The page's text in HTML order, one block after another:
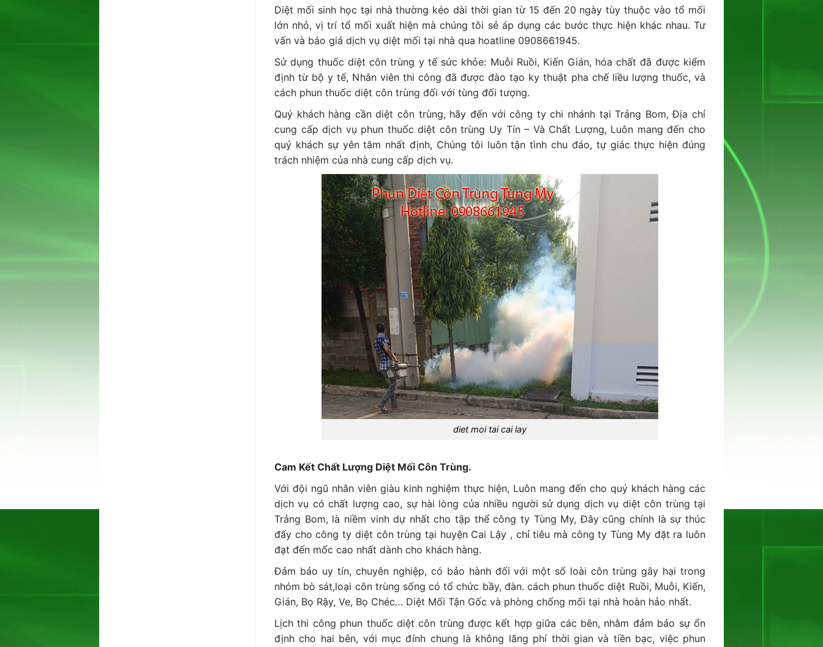
Diệt mối sinh học tại nhà thường kéo dài thời gian từ 15 đến 20 ngày tùy thuộc vào tổ mối
lớn nhỏ, vị trí tổ mối xuất hiện mà chúng tôi sẻ áp dụng các bước thực hiện khác nhau. Tư
vấn và báo giá dịch vụ diệt mối tại nhà qua hoatline 0908661945.
Sử dụng thuốc diệt côn trùng y tế sức khỏe: Muỗi Ruồi, Kiến Gián, hóa chất đã được kiểm
định từ bộ y tế, Nhân viên thi công đã được đào tạo ky thuật pha chế liều lượng thuốc, và
cách phun thuốc diệt côn trùng đối với tùng đối tượng.
Quý khách hàng cần diệt côn trùng, hãy đến với công ty chi nhánh tại Trảng Bom, Địa chỉ
cung cấp dịch vụ phun thuốc diệt côn trùng Uy Tín – Và Chất Lượng, Luôn mang đến cho
quý khách sự yên tâm nhất định, Chúng tôi luôn tận tình chu đáo, tự giác thực hiện đúng
trách nhiệm của nhà cung cấp dịch vụ.
diet moi tai cai lay
Cam Kết Chất Lượng Diệt Mối Côn Trùng.
Với đội ngũ nhân viên giàu kinh nghiệm thực hiện, Luôn mang đến cho quý khách hàng các
dịch vụ có chất lượng cao, sự hài lòng của nhiều người sử dụng dịch vụ diệt côn trùng tại
Trảng Bom, là niềm vinh dự nhất cho tập thể công ty Tùng My, Đây cũng chính là sự thúc
đẩy cho công ty diệt côn trùng tại huyện Cai Lậy , chỉ tiêu mà công ty Tùng My đặt ra luôn
đạt đến mốc cao nhất dành cho khách hàng.
Đảm bảo uy tín, chuyên nghiệp, có bảo hành đối với một số loài côn trùng gây hại trong
nhóm bò sát,loại côn trùng sống có tổ chức bầy, đàn. cách phun thuốc diệt Ruồi, Muỗi, Kiến,
Gián, Bọ Rậy, Ve, Bọ Chéc… Diệt Mối Tận Gốc và phòng chống mối tại nhà hoàn hảo nhất.
Lịch thi công phun thuốc diệt côn trùng được kết hợp giữa các bên, nhằm đảm bảo sự ổn
định cho hai bên, với mục đính chung là không lãng phí thời gian và tiền bạc, việc phun